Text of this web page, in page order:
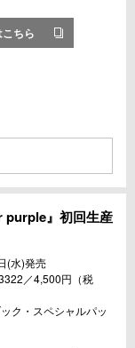
ちら
purple』初回生産
(水)発売
／4,500円（税
ク・スペシャルパッ